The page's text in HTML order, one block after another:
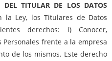
DEL TITULAR DE LOS DATOS
la Ley, los Titulares de Datos
derechos: i) Conocer,
frente a la empresa
de los mismos. Este derecho